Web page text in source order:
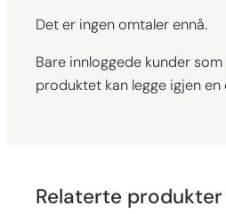
Det er ingen omtaler ennå.
Bare innloggede kunder
produktet kan legge igjen en
Relaterte produkter